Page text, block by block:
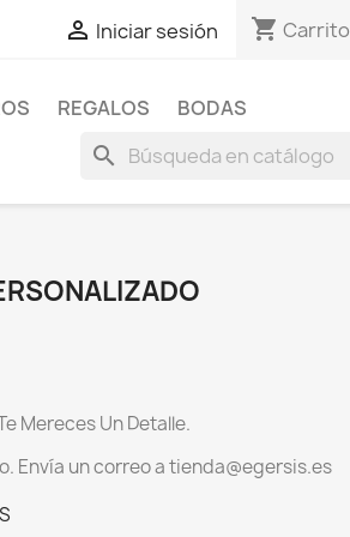
 Iniciar sesión shopping_cart Carrito
REGALOS BODAS
search
Mereces Un Detalle.
Envía un correo atienda@egersis.es